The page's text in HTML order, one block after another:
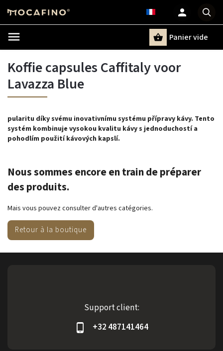
Panier vide
Koffie capsules Caffitaly voor
Lavazza Blue
pularitu díky svému inovativnímu systému přípravy kávy. Tento
systém kombinuje vysokou kvalitu kávy s jednoduchostí a
pohodlím použití kávových kapslí.
Nous sommes encore en train de préparer
des produits.
Mais vous pouvez consulter d'autres catégories.
Retour à la boutique
Support client:
+32 487141464